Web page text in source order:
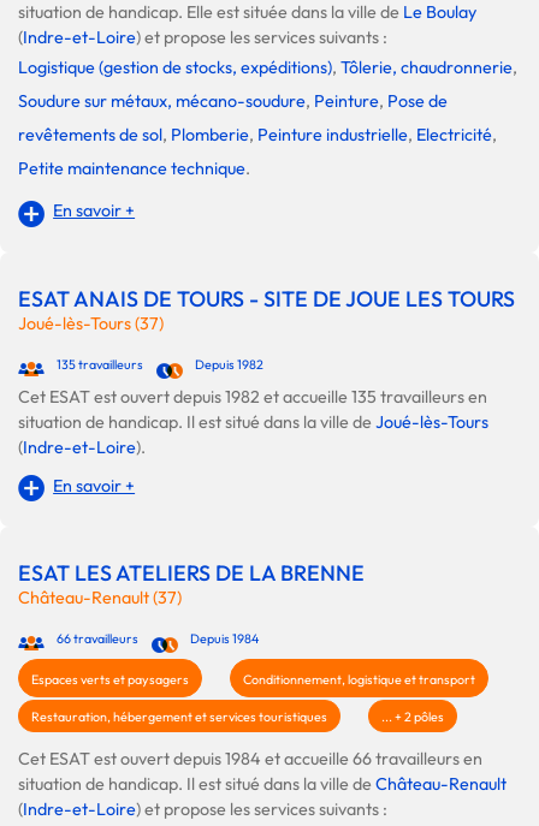
situation de handicap. Elle est située dans la ville de Le Boulay
(Indre-et-Loire) et propose les services suivants :
Logistique (gestion de stocks, expéditions), Tôlerie, chaudronnerie,
Soudure sur métaux, mécano-soudure, Peinture, Pose de
revêtements de sol, Plomberie, Peinture industrielle, Electricité,
Petite maintenance technique.
En savoir +
ESAT ANAIS DE TOURS - SITE DE JOUE LES TOURS
Joué-lès-Tours (37)
135 travailleurs Depuis 1982
Cet ESAT est ouvert depuis 1982 et accueille 135 travailleurs en
situation de handicap. Il est situé dans la ville deJoué-lès-Tours
(Indre-et-Loire).
En savoir +
ESAT LES ATELIERS DE LA BRENNE
Château-Renault (37)
66 travailleurs Depuis 1984
Espaces verts et paysagers Conditionnement, logistique et transport
Restauration, hébergement et services touristiques ... + 2 pôles
Cet ESAT est ouvert depuis 1984 et accueille 66 travailleurs en
situation de handicap. Il est situé dans la ville deChâteau-Renault
(Indre-et-Loire) et propose les services suivants :